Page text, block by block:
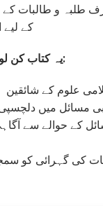
طلبہ و طالبات کے
کے
یہ کتاب کن لوگوں کے لیے مفید ہے:
علوم کے شائقین
مسائل میں دلچسپی
کے حوالے سے
کی گہرائی کو